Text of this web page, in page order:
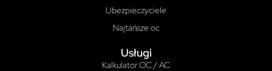
Ubezpieczyciele
Najtańsze oc
Usługi
Kalkulator OC / AC